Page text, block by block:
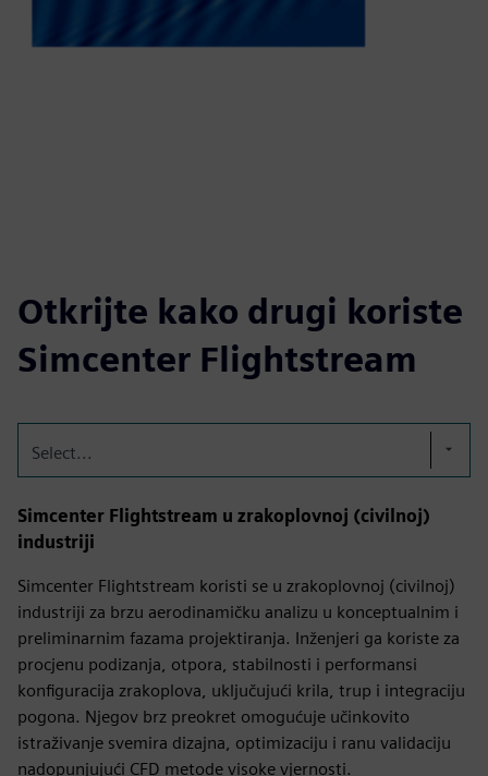
Otkrijte kako drugi koriste
Simcenter Flightstream
Select...
Simcenter Flightstream u zrakoplovnoj (civilnoj)
industriji
Simcenter Flightstream koristi se u zrakoplovnoj (civilnoj)
industriji za brzu aerodinamičku analizu u konceptualnim i
preliminarnim fazama projektiranja. Inženjeri ga koriste za
procjenu podizanja, otpora, stabilnosti i performansi
konfiguracija zrakoplova, uključujući krila, trup i integraciju
pogona. Njegov brz preokret omogućuje učinkovito
istraživanje svemira dizajna, optimizaciju i ranu validaciju
nadopunjujući CFD metode visoke vjernosti.